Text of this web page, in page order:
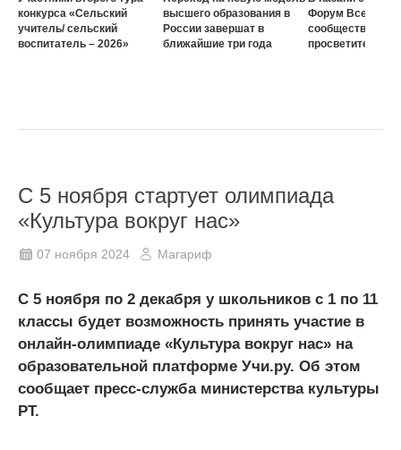
конкурса «Сельский
учитель/ сельский
воспитатель – 2026»
высшего образования в
России завершат в
ближайшие три года
Форум
сообщества
просветителей
С 5 ноября стартует олимпиада
«Культура вокруг нас»
07 ноября 2024 Магариф
С 5 ноября по 2 декабря у школьников с 1 по 11
классы будет возможность принять участие в
онлайн-олимпиаде «Культура вокруг нас» на
образовательной платформе Учи.ру. Об этом
сообщает пресс-служба министерства культуры
РТ.